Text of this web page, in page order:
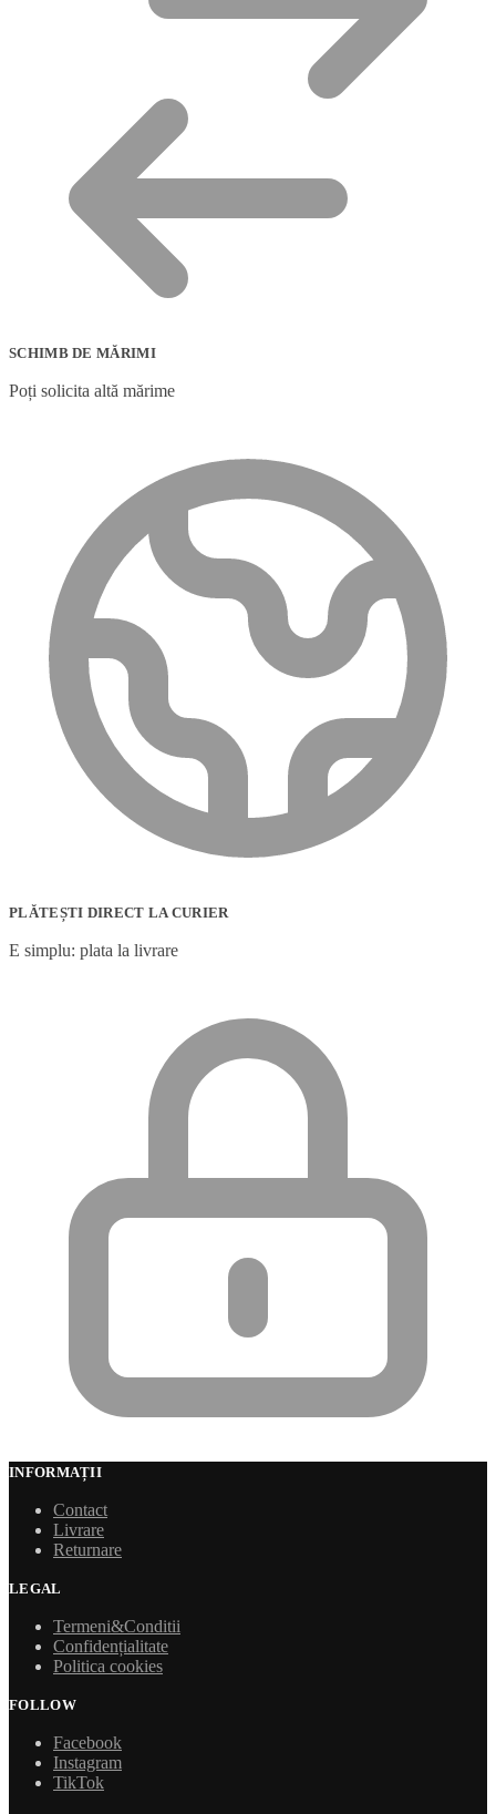
SCHIMB DE MĂRIMI
Poți solicita altă mărime
PLĂTEȘTI DIRECT LA CURIER
E simplu: plata la livrare
INFORMAȚII
Contact
Livrare
Returnare
LEGAL
Termeni&Conditii
Confidențialitate
Politica cookies
FOLLOW
Facebook
Instagram
TikTok